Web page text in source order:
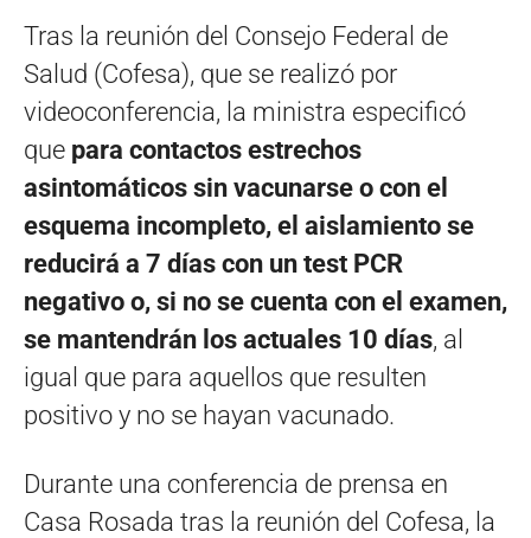
Tras la reunión del Consejo Federal de
Salud (Cofesa), que se realizó por
videoconferencia, la ministra especificó
que para contactos estrechos
asintomáticos sin vacunarse o con el
esquema incompleto, el aislamiento se
reducirá a 7 días con un test PCR
negativo o, si no se cuenta con el examen,
se mantendrán los actuales 10 días, al
igual que para aquellos que resulten
positivo y no se hayan vacunado.
Durante una conferencia de prensa en
Casa Rosada tras la reunión del Cofesa, la